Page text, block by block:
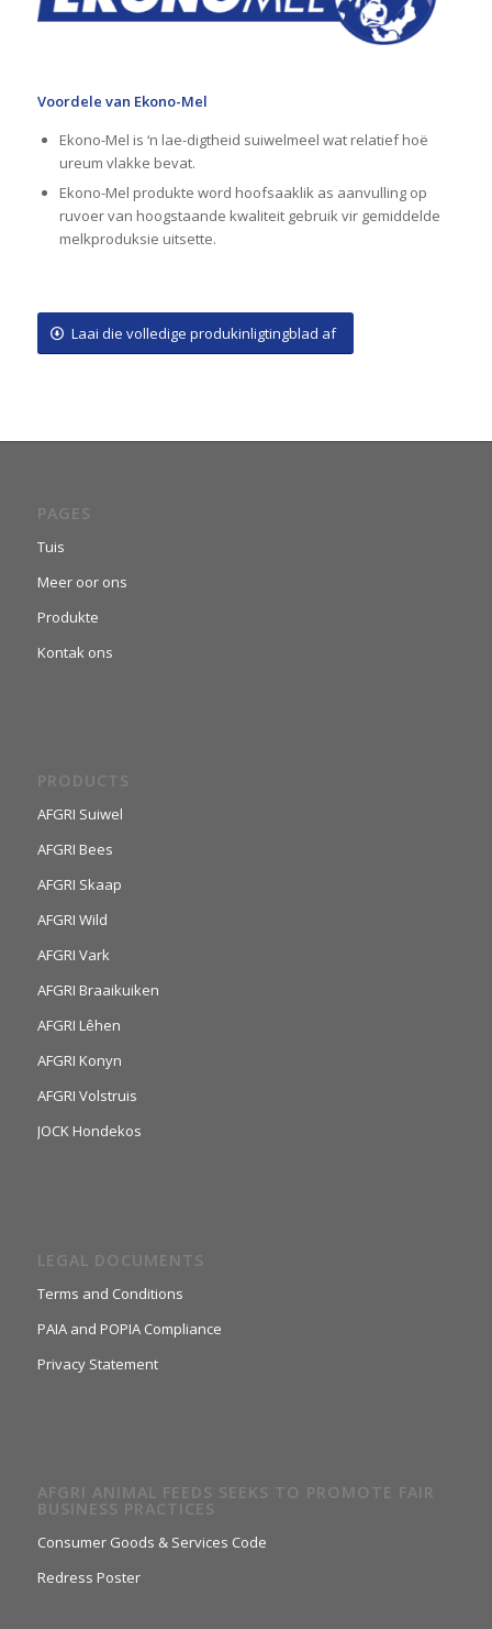
Voordele van Ekono-Mel
Ekono-Mel is ‘n lae-digtheid suiwelmeel wat relatief hoë
ureum vlakke bevat.
Ekono-Mel produkte word hoofsaaklik as aanvulling op
ruvoer van hoogstaande kwaliteit gebruik vir gemiddelde
melkproduksie uitsette.
Laai die volledige produkinligtingblad af
PAGES
Tuis
Meer oor ons
Produkte
Kontak ons
PRODUCTS
AFGRI Suiwel
AFGRI Bees
AFGRI Skaap
AFGRI Wild
AFGRI Vark
AFGRI Braaikuiken
AFGRI Lêhen
AFGRI Konyn
AFGRI Volstruis
JOCK Hondekos
LEGAL DOCUMENTS
Terms and Conditions
PAIA and POPIA Compliance
Privacy Statement
AFGRI ANIMAL FEEDS SEEKS TO PROMOTE FAIR
BUSINESS PRACTICES
Consumer Goods & Services Code
Redress Poster